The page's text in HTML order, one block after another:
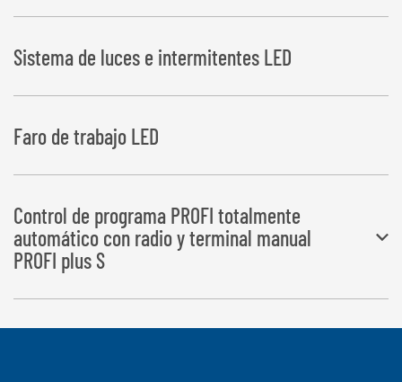
aceite hidráulico de 44 litros y regulación automática de velocidad
En pacas rectangulares se garantiza así el solapado exacto de la
lámina
Sistema de luces e intermitentes LED
Faro de trabajo LED
Control de programa PROFI totalmente
automático con radio y terminal manual
PROFI plus S
Todas las secuencias de trabajo se ejecutan de forma totalmente